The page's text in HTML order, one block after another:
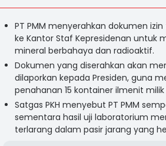
PT PMM menyerahkan dokumen
ke Kantor Staf Kepresidenan
mineral berbahaya dan radioaktif.
Dokumen yang diserahkan akan
dilaporkan kepada Presiden, guna
penahanan 15 kontainer ilmenit milik
Satgas PKH menyebut PT PMM
sementara hasil uji laboratorium
terlarang dalam pasir jarang yang